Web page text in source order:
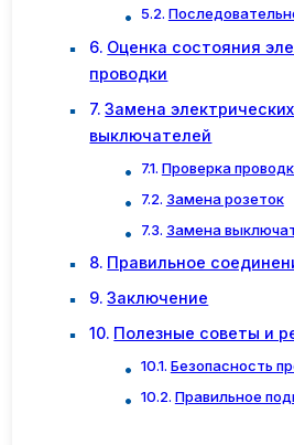
Оценка состояния
проводки
Замена
выключателей
Проверка
Замена розеток
Замена
Правильное
Заключение
Полезные советы и
Безопасность
Правильное